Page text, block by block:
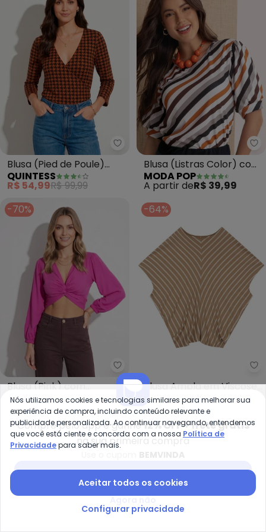
Quintess - Blusa (Pied de
Blusa (Pied de Poule)
com Decote
Transpassado
QUINTESS
R$ 54,99R$ 99,99
Blusa (Listras Color) com
Manga 3/4
MODA POP
A partir deR$ 39,99
-70%
Quintess - Blusa (Pink) com
Blusa (Pink) com
Amarração em Viscose
Plana
QUINTESS
R$ 41,99R$ 139,99
-64%
Blusa Ampla em Viscose
Listrada (Bege)
MALWEE
R$ 41,65R$ 119,00
-50%
-20%
Compre pelo app e ganhe12% OFF + frete grátis
na sua primeira compra
Nós utilizamos cookies e tecnologias similares para melhorar sua
experiência de compra, incluindo conteúdo relevante e
publicidade personalizada. Ao continuar navegando, entendemos
que você está ciente e concorda com a nossa Política de
Privacidadepara saber mais.
Aceitar todos os cookies
Configurar privacidade